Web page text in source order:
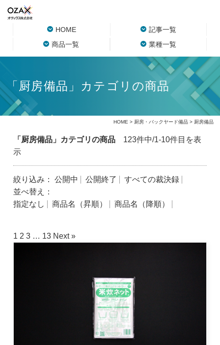
HOME
記事一覧
商品一覧
業種一覧
「厨房備品」カテゴリの商品
HOME > 厨房・バックヤード備品> 厨房備品
「厨房備品」カテゴリの商品123件中/1-10件目を表
示
絞り込み： 公開中 公開終了
すべての裁決録
並べ替え：
指定なし
商品名（昇順） 商品名（降順）
1 2 3 … 13 Next »